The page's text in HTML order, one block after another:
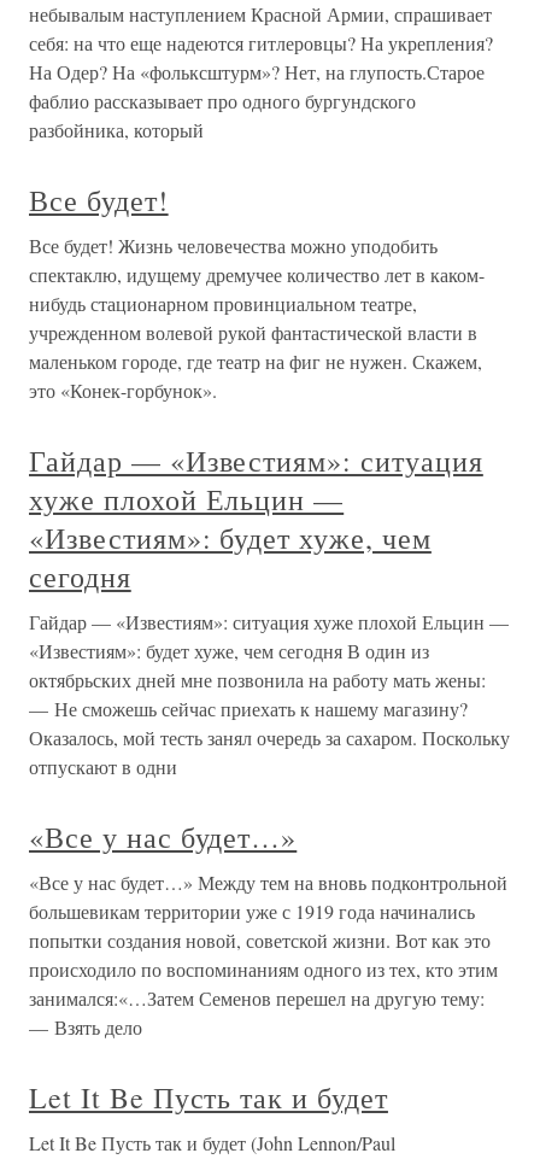
небывалым наступлением Красной Армии, спрашивает
себя: на что еще надеются гитлеровцы? На укрепления?
На Одер? На «фольксштурм»? Нет, на глупость.Старое
фаблио рассказывает про одного бургундского
разбойника, который
Все будет!
Все будет! Жизнь человечества можно уподобить
спектаклю, идущему дремучее количество лет в каком-
нибудь стационарном провинциальном театре,
учрежденном волевой рукой фантастической власти в
маленьком городе, где театр на фиг не нужен. Скажем,
это «Конек-горбунок».
Гайдар — «Известиям»: ситуация
хуже плохой Ельцин —
«Известиям»: будет хуже, чем
сегодня
Гайдар — «Известиям»: ситуация хуже плохой Ельцин —
«Известиям»: будет хуже, чем сегодня В один из
октябрьских дней мне позвонила на работу мать жены:
— Не сможешь сейчас приехать к нашему магазину?
Оказалось, мой тесть занял очередь за сахаром. Поскольку
отпускают в одни
«Все у нас будет…»
«Все у нас будет…» Между тем на вновь подконтрольной
большевикам территории уже с 1919 года начинались
попытки создания новой, советской жизни. Вот как это
происходило по воспоминаниям одного из тех, кто этим
занимался:«…Затем Семенов перешел на другую тему:
— Взять дело
Let It Be Пусть так и будет
Let It Be Пусть так и будет (John Lennon/Paul